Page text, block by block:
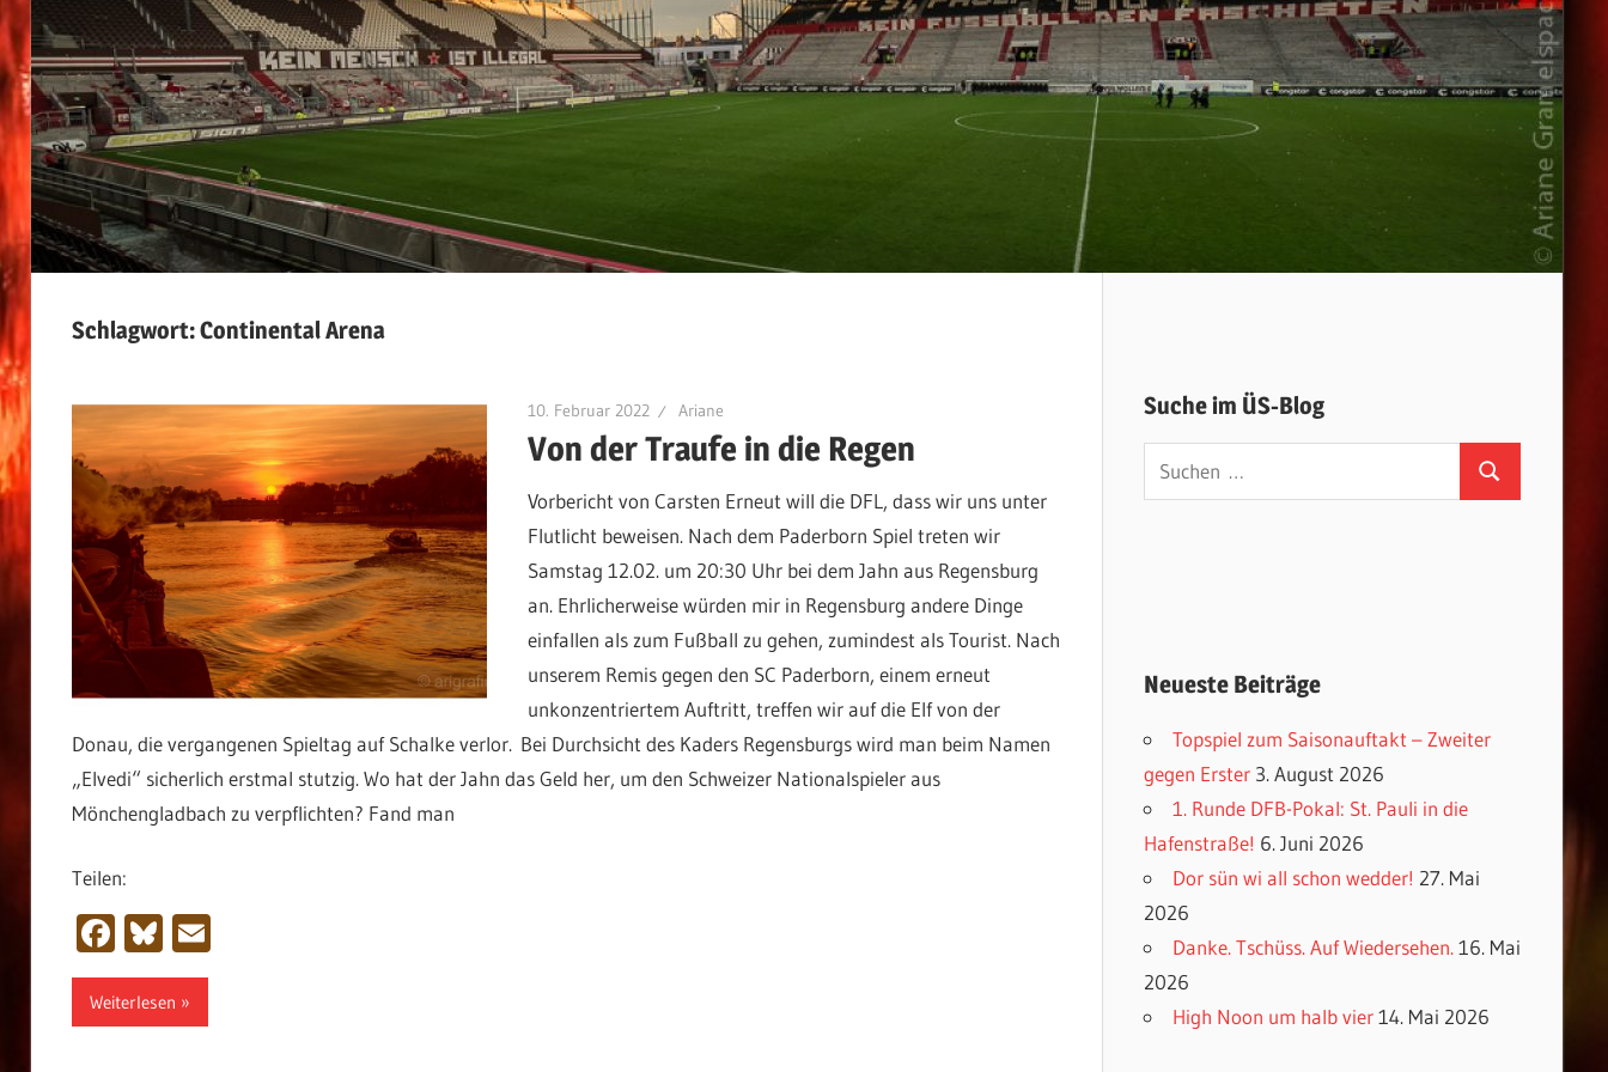
Schlagwort:Continental Arena
10. Februar 2022 Ariane
Von der Traufe in die Regen
Vorbericht von Carsten Erneut will die DFL, dass wir uns unter
Flutlicht beweisen. Nach dem Paderborn Spiel treten wir
Samstag 12.02. um 20:30 Uhr bei dem Jahn aus Regensburg
an. Ehrlicherweise würden mir in Regensburg andere Dinge
einfallen als zum Fußball zu gehen, zumindest als Tourist. Nach
unserem Remis gegen den SC Paderborn, einem erneut
unkonzentriertem Auftritt, treffen wir auf die Elf von der
Donau, die vergangenen Spieltag auf Schalke verlor. Bei Durchsicht des Kaders Regensburgs wird man beim Namen
„Elvedi“ sicherlich erstmal stutzig. Wo hat der Jahn das Geld her, um den Schweizer Nationalspieler aus
Mönchengladbach zu verpflichten? Fand man
Teilen:
Facebook
Bluesky
Email
Weiterlesen
Suche im ÜS-Blog
Suchen
nach:
Suchen
Neueste Beiträge
Topspiel zum Saisonauftakt – Zweiter
gegen Erster 3. August 2026
1. Runde DFB-Pokal: St. Pauli in die
Hafenstraße! 6. Juni 2026
Dor sün wi all schon wedder! 27. Mai
2026
Danke. Tschüss. Auf Wiedersehen. 16. Mai
2026
High Noon um halb vier 14. Mai 2026